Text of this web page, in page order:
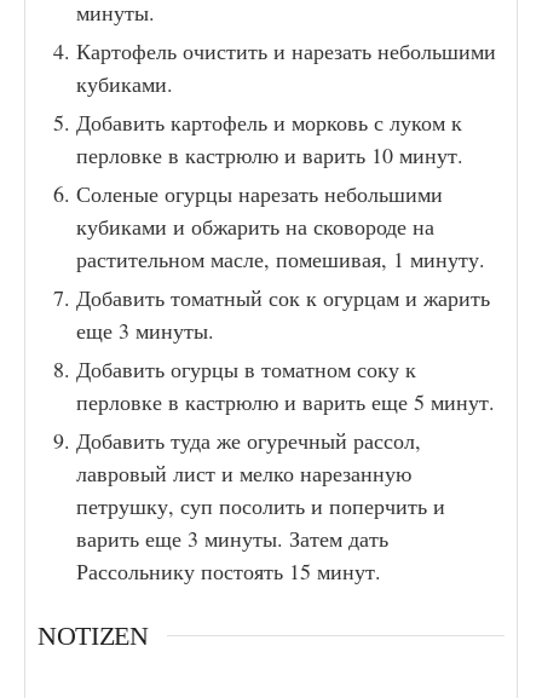
минуты.
Картофель очистить и нарезать небольшими
кубиками.
Добавить картофель и морковь с луком к
перловке в кастрюлю и варить 10 минут.
Соленые огурцы нарезать небольшими
кубиками и обжарить на сковороде на
растительном масле, помешивая, 1 минуту.
Добавить томатный сок к огурцам и жарить
еще 3 минуты.
Добавить огурцы в томатном соку к
перловке в кастрюлю и варить еще 5 минут.
Добавить туда же огуречный рассол,
лавровый лист и мелко нарезанную
петрушку, суп посолить и поперчить и
варить еще 3 минуты. Затем дать
Рассольнику постоять 15 минут.
NOTIZEN